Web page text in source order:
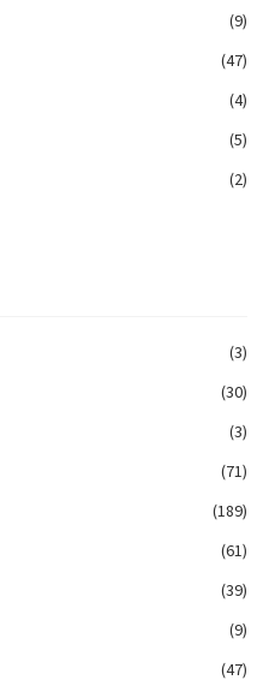
(9)
(47)
(4)
(5)
(2)
(3)
(30)
(3)
(71)
(189)
(61)
(39)
(9)
(47)